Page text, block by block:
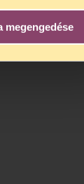
megengedése